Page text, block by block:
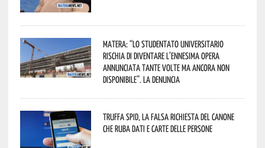
Matera: “Lo studentato universitario
rischia di diventare l’ennesima opera
annunciata tante volte ma ancora non
disponibile”. La denuncia
Truffa Spid, la falsa richiesta del canone
che ruba dati e carte delle persone